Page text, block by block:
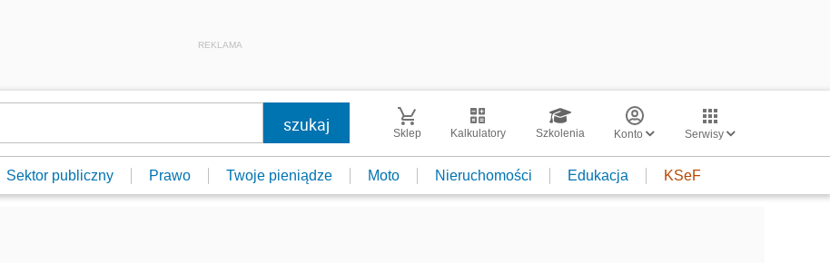
REKLAMA
Sklep Kalkulatory Szkolenia Konto Serwisy
Sektor publiczny Prawo Twoje pieniądze Moto Nieruchomości Edukacja KSeF